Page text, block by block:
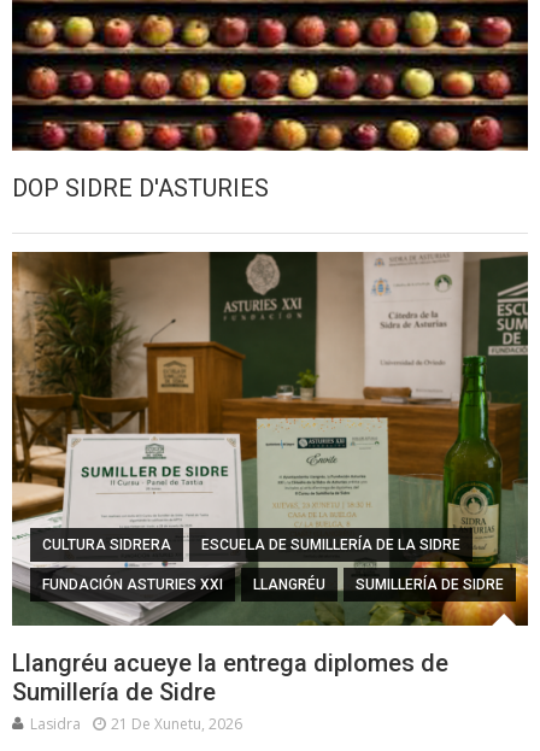
DOP SIDRE D'ASTURIES
CULTURA SIDRERA ESCUELA DE SUMILLERÍA DE LA SIDRE
FUNDACIÓN ASTURIES XXI LLANGRÉU SUMILLERÍA DE SIDRE
Llangréu acueye la entrega diplomes de
Sumillería de Sidre
Lasidra 21 De Xunetu, 2026